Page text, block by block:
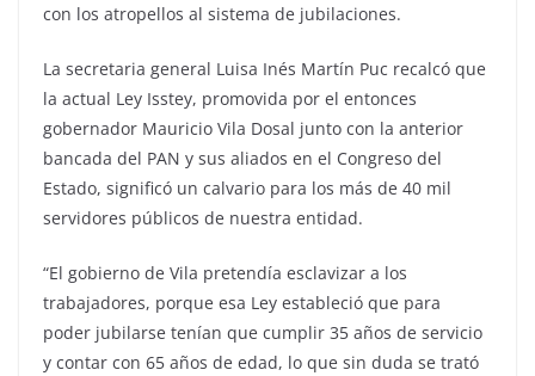
con los atropellos al sistema de jubilaciones.
La secretaria general Luisa Inés Martín Puc recalcó que
la actual Ley Isstey, promovida por el entonces
gobernador Mauricio Vila Dosal junto con la anterior
bancada del PAN y sus aliados en el Congreso del
Estado, significó un calvario para los más de 40 mil
servidores públicos de nuestra entidad.
“El gobierno de Vila pretendía esclavizar a los
trabajadores, porque esa Ley estableció que para
poder jubilarse tenían que cumplir 35 años de servicio
y contar con 65 años de edad, lo que sin duda se trató